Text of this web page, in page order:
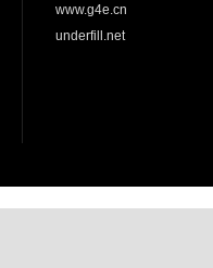
www.g4e.cn
underfill.net